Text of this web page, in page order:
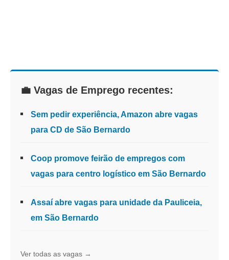
💼 Vagas de Emprego recentes:
Sem pedir experiência, Amazon abre vagas
para CD de São Bernardo
Coop promove feirão de empregos com
vagas para centro logístico em São Bernardo
Assaí abre vagas para unidade da Pauliceia,
em São Bernardo
Ver todas as vagas →